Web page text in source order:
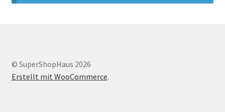
© SuperShopHaus 2026
Erstellt mit WooCommerce.